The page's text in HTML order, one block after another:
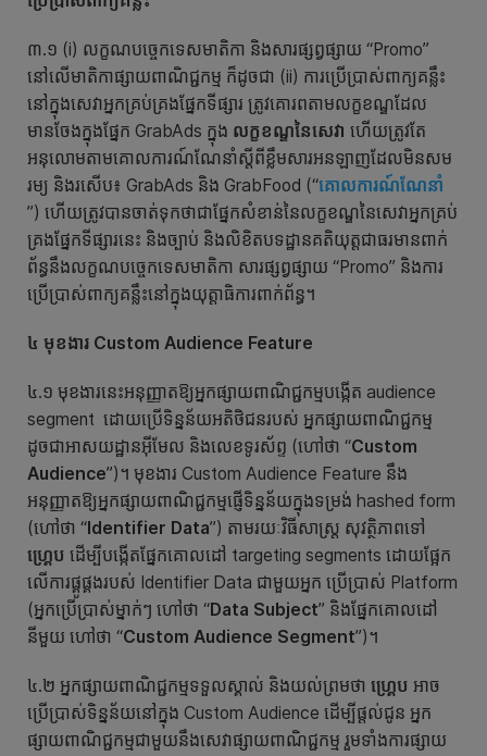
៣.១ (i) លក្ខណបច្ចេកទេសមាតិកា និងសារផ្សព្វផ្សាយ “Promo”
នៅលើមាតិកាផ្សាយពាណិជ្ជកម្ម ក៏ដូចជា (ii) ការប្រើប្រាស់ពាក្យគន្លឹះ
នៅក្នុងសេវាអ្នកគ្រប់គ្រងផ្នែកទីផ្សារ ត្រូវគោរពតាមលក្ខខណ្ឌដែល
មានចែងក្នុងផ្នែក GrabAds ក្នុង លក្ខខណ្ឌនៃសេវា ហើយត្រូវតែ
អនុលោមតាមគោលការណ៍ណែនាំស្តីពីខ្លឹមសារអនឡាញដែលមិនសម
រម្យ និងរសើប៖ GrabAds និង GrabFood (“គោលការណ៍ណែនាំ
”) ហើយត្រូវបានចាត់ទុកថាជាផ្នែកសំខាន់នៃលក្ខខណ្ឌនៃសេវាអ្នកគ្រប់
គ្រងផ្នែកទីផ្សារនេះ និងច្បាប់ និងលិខិតបទដ្ឋានគតិយុត្តជាធរមានពាក់
ព័ន្ធនឹងលក្ខណបច្ចេកទេសមាតិកា សារផ្សព្វផ្សាយ “Promo” និងការ
ប្រើប្រាស់ពាក្យគន្លឹះនៅក្នុងយុត្តាធិការពាក់ព័ន្ធ។
៤ មុខងារ Custom Audience Feature
៤.១ មុខងារនេះអនុញ្ញាតឱ្យអ្នកផ្សាយពាណិជ្ជកម្មបង្កើត audience
segment ដោយប្រើទិន្នន័យអតិថិជនរបស់ អ្នកផ្សាយពាណិជ្ជកម្ម
ដូចជាអាសយដ្ឋានអ៊ីមែល និងលេខទូរស័ព្ទ (ហៅថា “Custom
Audience”)។ មុខងារ Custom Audience Feature នឹង
អនុញ្ញាតឱ្យអ្នកផ្សាយពាណិជ្ជកម្មផ្ញើទិន្នន័យក្នុងទម្រង់ hashed form
(ហៅថា “Identifier Data”) តាមរយៈវិធីសាស្ត្រ សុវត្ថិភាពទៅ
ហ្គ្រេប ដើម្បីបង្កើតផ្នែកគោលដៅ targeting segments ដោយផ្អែក
លើការផ្គូផ្គងរបស់ Identifier Data ជាមួយអ្នក ប្រើប្រាស់ Platform
(អ្នកប្រើប្រាស់ម្នាក់ៗ ហៅថា “Data Subject” និងផ្នែកគោលដៅ
នីមួយ ហៅថា “Custom Audience Segment”)។​
៤.២ អ្នកផ្សាយពាណិជ្ជកម្មទទួលស្គាល់ និងយល់ព្រមថា ហ្គ្រេប អាច
ប្រើប្រាស់ទិន្នន័យនៅក្នុង Custom Audience ដើម្បីផ្តល់ជូន អ្នក
ផ្សាយពាណិជ្ជកម្មជាមួយនឹងសេវាផ្សាយពាណិជ្ជកម្ម រួមទាំងការផ្សាយ